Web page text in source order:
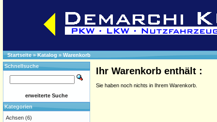
Startseite»Katalog » Warenkorb
Ihr Warenkorb enthält :
Sie haben noch nichts in Ihrem Warenkorb.
Schnellsuche
erweiterte Suche
Kategorien
Achsen (6)